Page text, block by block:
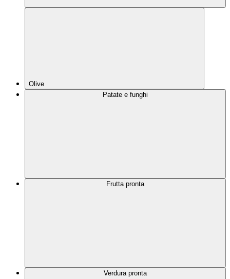
Olive
Patate e funghi
Frutta pronta
Verdura pronta